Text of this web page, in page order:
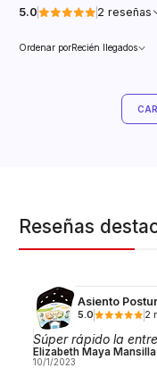
5.0 2 reseñas
Ordenar porRecién llegados
Reseñas
Asiento
5.0
Súper rápido la
Elizabeth Maya Mansilla
10/1/2023